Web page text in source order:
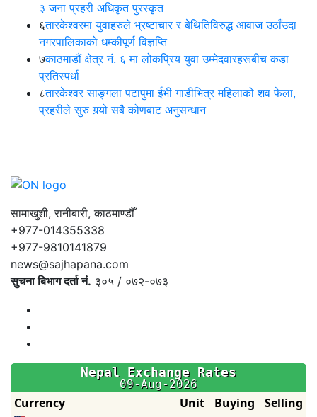
३ जना प्रहरी अधिकृत पुरस्कृत
६तारकेश्वरमा युवाहरुले भ्रष्टाचार र बेथितिविरुद्ध आवाज उठाँउदा
नगरपालिकाको धम्कीपूर्ण विज्ञप्ति
७काठमाडौं क्षेत्र नं. ६ मा लोकप्रिय युवा उम्मेदवारहरूबीच कडा
प्रतिस्पर्धा
८तारकेश्वर साङ्गला पटापुमा ईभी गाडीभित्र महिलाको शव फेला,
प्रहरीले सुरु गर्‍यो सबै कोणबाट अनुसन्धान
सामाखुशी, रानीबारी, काठमाण्डौँ
+977-014355338
+977-9810141879
news@sajhapana.com
सुचना बिभाग दर्ता नं. ३०५ / ०७२-०७३